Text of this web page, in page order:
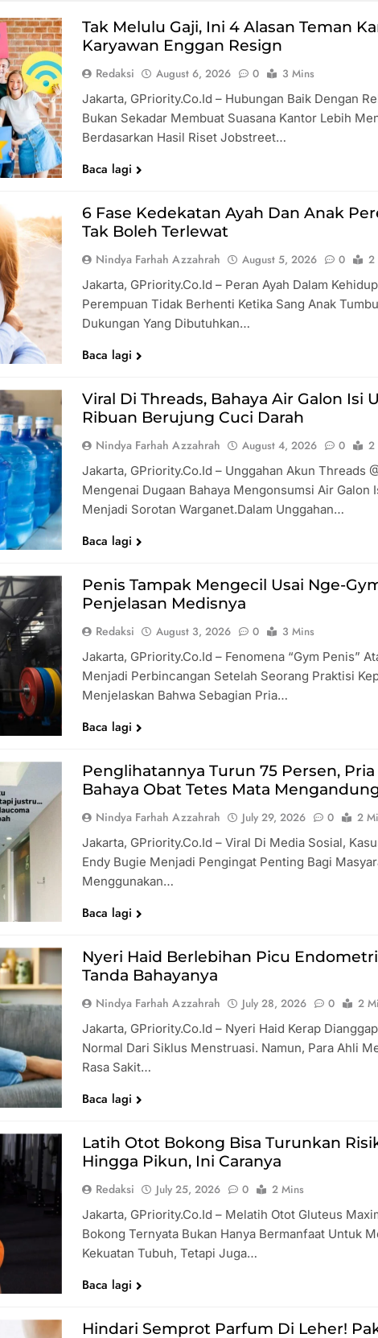
Singapura Naikkan Gaji
36.000 Guru
Viral Pasien BPJS Dihujat
Nakes Dan Dokter Usai
Keluhkan Kamar RS Di
Medsos
Tips Aman Melamar Kerja
Secara Online, Waspada
Tak Melulu Gaji, Ini 4 Alasan Teman
Karyawan Enggan Resign
Redaksi August 6, 2026 0
3 Mins
Jakarta, GPriority.co.id – Hubungan Baik Dengan
Bukan Sekadar Membuat Suasana Kantor Lebih
Berdasarkan Hasil Riset Jobstreet…
Baca lagi
6 Fase Kedekatan Ayah Dan Anak
Tak Boleh Terlewat
Nindya Farhah Azzahrah August 5, 2026 0
2
Jakarta, GPriority.co.id – Peran Ayah Dalam
Perempuan Tidak Berhenti Ketika Sang Anak
Dukungan Yang Dibutuhkan…
Baca lagi
Viral Di Threads, Bahaya Air Galon Isi
Ribuan Berujung Cuci Darah
Nindya Farhah Azzahrah August 4, 2026 0
2
Jakarta, GPriority.co.id – Unggahan Akun Threads
Mengenai Dugaan Bahaya Mengonsumsi Air Galon
Menjadi Sorotan Warganet.Dalam Unggahan…
Baca lagi
Penis Tampak Mengecil Usai Nge-
Penjelasan Medisnya
Redaksi August 3, 2026 0
3 Mins
Jakarta, GPriority.co.id – Fenomena “gym Penis”
Menjadi Perbincangan Setelah Seorang Praktisi
Menjelaskan Bahwa Sebagian Pria…
Baca lagi
Penglihatannya Turun 75 Persen,
Bahaya Obat Tetes Mata
Nindya Farhah Azzahrah July 29, 2026 0
2
Jakarta, GPriority.co.id – Viral Di Media Sosial,
Endy Bugie Menjadi Pengingat Penting Bagi
Menggunakan…
Baca lagi
Nyeri Haid Berlebihan Picu
Tanda Bahayanya
Nindya Farhah Azzahrah July 28, 2026 0
2
Jakarta, GPriority.co.id – Nyeri Haid Kerap
Normal Dari Siklus Menstruasi. Namun, Para Ahli
Rasa Sakit…
Baca lagi
Latih Otot Bokong Bisa Turunkan
Hingga Pikun, Ini Caranya
Redaksi July 25, 2026 0
2 Mins
Jakarta, GPriority.co.id – Melatih Otot Gluteus
Bokong Ternyata Bukan Hanya Bermanfaat Untuk
Kekuatan Tubuh, Tetapi Juga…
Baca lagi
Hindari Semprot Parfum Di Leher!